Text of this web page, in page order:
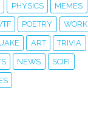
PHYSICS MEMES
POETRY WORK
ART TRIVIA
NEWS SCIFI